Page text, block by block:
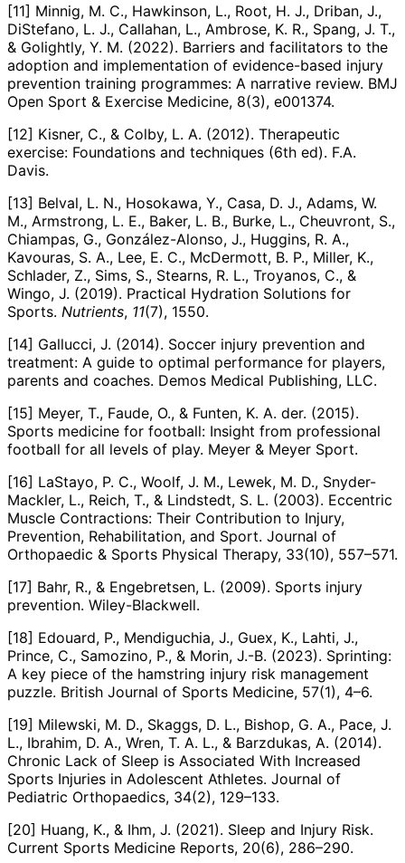
[11] Minnig, M. C., Hawkinson, L., Root, H. J., Driban, J.,
DiStefano, L. J., Callahan, L., Ambrose, K. R., Spang, J. T.,
& Golightly, Y. M. (2022). Barriers and facilitators to the
adoption and implementation of evidence-based injury
prevention training programmes: A narrative review. BMJ
Open Sport & Exercise Medicine, 8(3), e001374.
[12] Kisner, C., & Colby, L. A. (2012). Therapeutic
exercise: Foundations and techniques (6th ed). F.A.
Davis.
[13] Belval, L. N., Hosokawa, Y., Casa, D. J., Adams, W.
M., Armstrong, L. E., Baker, L. B., Burke, L., Cheuvront, S.,
Chiampas, G., González-Alonso, J., Huggins, R. A.,
Kavouras, S. A., Lee, E. C., McDermott, B. P., Miller, K.,
Schlader, Z., Sims, S., Stearns, R. L., Troyanos, C., &
Wingo, J. (2019). Practical Hydration Solutions for
Sports. Nutrients, 11(7), 1550.
[14] Gallucci, J. (2014). Soccer injury prevention and
treatment: A guide to optimal performance for players,
parents and coaches. Demos Medical Publishing, LLC.
[15] Meyer, T., Faude, O., & Funten, K. A. der. (2015).
Sports medicine for football: Insight from professional
football for all levels of play. Meyer & Meyer Sport.
[16] LaStayo, P. C., Woolf, J. M., Lewek, M. D., Snyder-
Mackler, L., Reich, T., & Lindstedt, S. L. (2003). Eccentric
Muscle Contractions: Their Contribution to Injury,
Prevention, Rehabilitation, and Sport. Journal of
Orthopaedic & Sports Physical Therapy, 33(10), 557–571.
[17] Bahr, R., & Engebretsen, L. (2009). Sports injury
prevention. Wiley-Blackwell.
[18] Edouard, P., Mendiguchia, J., Guex, K., Lahti, J.,
Prince, C., Samozino, P., & Morin, J.-B. (2023). Sprinting:
A key piece of the hamstring injury risk management
puzzle. British Journal of Sports Medicine, 57(1), 4–6.
[19] Milewski, M. D., Skaggs, D. L., Bishop, G. A., Pace, J.
L., Ibrahim, D. A., Wren, T. A. L., & Barzdukas, A. (2014).
Chronic Lack of Sleep is Associated With Increased
Sports Injuries in Adolescent Athletes. Journal of
Pediatric Orthopaedics, 34(2), 129–133.
[20] Huang, K., & Ihm, J. (2021). Sleep and Injury Risk.
Current Sports Medicine Reports, 20(6), 286–290.